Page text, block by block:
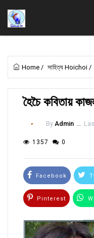
Home / সাহিত্য Hoichoi /
হৈচৈ কবিতায়
By Admin ــ
1357 0
Facebook
Pinterest